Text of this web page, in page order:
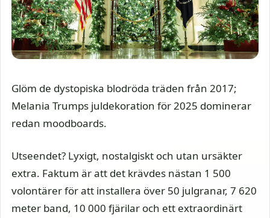
Glöm de dystopiska blodröda träden från 2017;
Melania Trumps juldekoration för 2025 dominerar
redan moodboards.
Utseendet? Lyxigt, nostalgiskt och utan ursäkter
extra. Faktum är att det krävdes nästan 1 500
volontärer för att installera över 50 julgranar, 7 620
meter band, 10 000 fjärilar och ett extraordinärt